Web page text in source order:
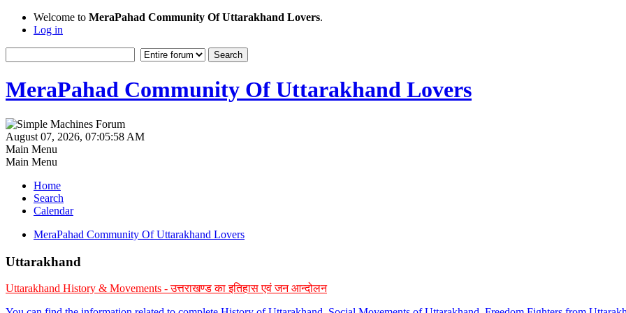
Welcome to MeraPahad Community Of Uttarakhand Lovers.
Log in
MeraPahad Community Of Uttarakhand Lovers
August 07, 2026, 07:05:58 AM
Main Menu
Main Menu
Home
Search
Calendar
MeraPahad Community Of Uttarakhand Lovers
Uttarakhand
Uttarakhand History & Movements - उत्तराखण्ड का इतिहास एवं जन आन्दोलन